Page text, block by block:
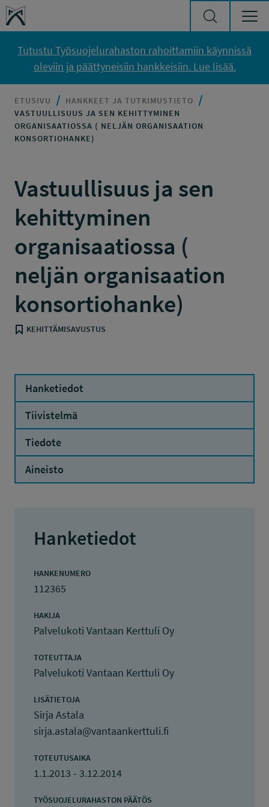
Siirry sisältöön
Työsuojelurahasto
Tutustu Työsuojelurahaston rahoittamiin käynnissä
oleviin ja päättyneisiin hankkeisiin. Lue lisää.
ETUSIVU
HANKKEET JA TUTKIMUSTIETO
VASTUULLISUUS JA SEN KEHITTYMINEN
ORGANISAATIOSSA ( NELJÄN ORGANISAATION
KONSORTIOHANKE)
Vastuullisuus ja sen
kehittyminen
organisaatiossa (
neljän organisaation
konsortiohanke)
KEHITTÄMISAVUSTUS
Hanketiedot
Tiivistelmä
Tiedote
Aineisto
Hanketiedot
HANKENUMERO
112365
HAKIJA
Palvelukoti Vantaan Kerttuli Oy
TOTEUTTAJA
Palvelukoti Vantaan Kerttuli Oy
LISÄTIETOJA
Sirja Astala
sirja.astala@vantaankerttuli.fi
TOTEUTUSAIKA
1.1.2013 - 3.12.2014
TYÖSUOJELURAHASTON PÄÄTÖS